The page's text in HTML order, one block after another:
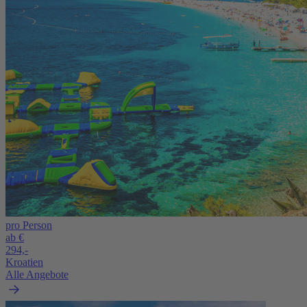
pro Person
ab €
294,-
Kroatien
Alle Angebote